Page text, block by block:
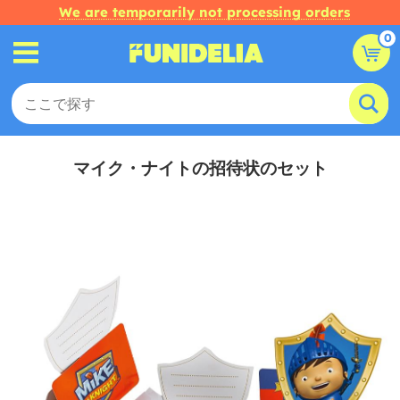
We are temporarily not processing orders
0
マイク・ナイトの招待状のセット